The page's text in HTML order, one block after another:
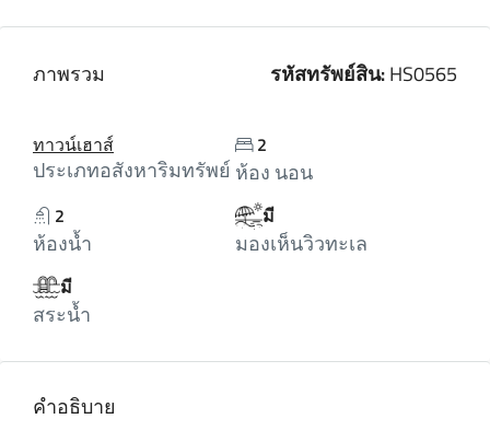
ภาพรวม รหัสทรัพย์สิน:HS0565
ทาวน์เฮาส์
ประเภทอสังหาริมทรัพย์
2
ห้อง นอน
2
ห้องน้ำ
มี
มองเห็นวิวทะเล
มี
สระน้ำ
คำอธิบาย